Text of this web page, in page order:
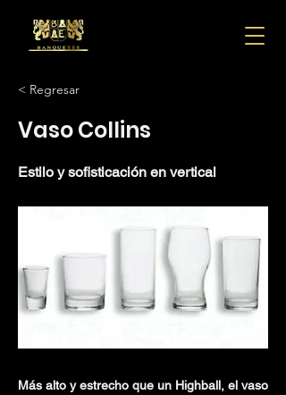
< Regresar
Vaso Collins
Estilo y sofisticación en vertical
Más alto y estrecho que un Highball, el vaso